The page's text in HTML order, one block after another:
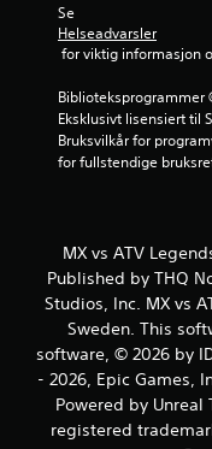
Se
Helseadvarsler
for viktig informasjon
Biblioteksprogrammer
Eksklusivt lisensiert til
Bruksvilkår for
for fullstendige
MX vs ATV
Published by THQ
Studios, Inc. MX vs
Sweden. This
software, © 2026 by
- 2026, Epic Games,
Powered by
registered